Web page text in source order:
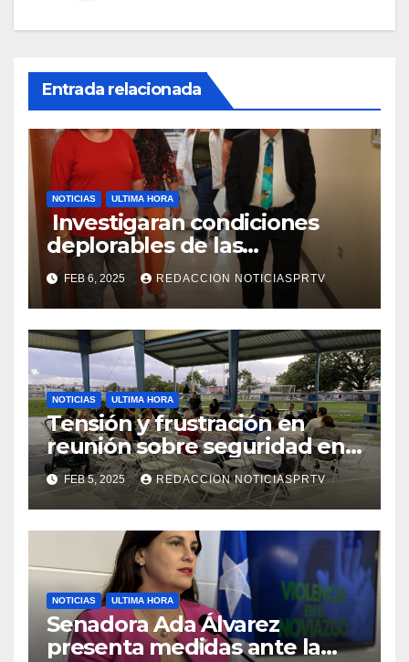
Entrada relacionada
NOTICIAS ULTIMA HORA
Investigaran condiciones
deplorables de las
facilidades el Departamento
de la Salud en Mayagüez
FEB 6, 2025 REDACCION NOTICIASPRTV
NOTICIAS ULTIMA HORA
Tensión y frustración en
reunión sobre seguridad en
Reparto Metropolitano
FEB 5, 2025 REDACCION NOTICIASPRTV
NOTICIAS ULTIMA HORA
Senadora Ada Álvarez
presenta medidas ante la